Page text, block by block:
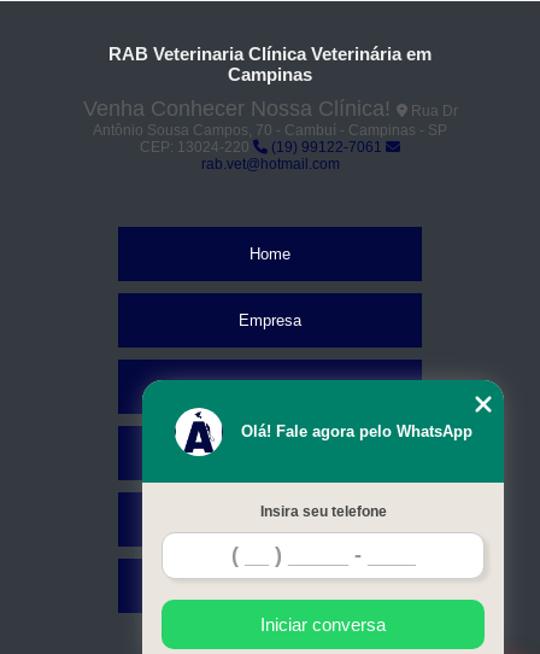
RAB Veterinaria Clínica Veterinária em
Campinas
Venha Conhecer Nossa Clínica!
Rua Dr
Antônio Sousa Campos, 70 - Cambuí - Campinas - SP
CEP: 13024-220
(19) 99122-7061
rab.vet@hotmail.com
Home
Empresa
Contato
Olá! Fale agora pelo WhatsApp
Insira seu telefone
Iniciar conversa